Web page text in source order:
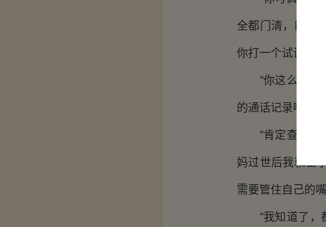
全都门清，能不
你打一个试试，
“你这么一分析
的通话记录啊？”
“肯定查，但是
妈过世后我就留
需要管住自己的
“我知道了，都